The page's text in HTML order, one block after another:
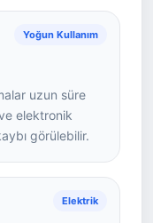
Yoğun Kullanım
uzun süre
elektronik
görülebilir.
Elektrik